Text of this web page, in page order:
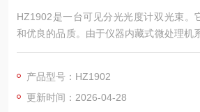
HZ1902是一台可见分光光度计双光束。
和优良的品质。由于仪器内藏式微处理机
的光学、电路系统和合理的机械结构，并
产品型号：HZ1902
更新时间：2026-04-28